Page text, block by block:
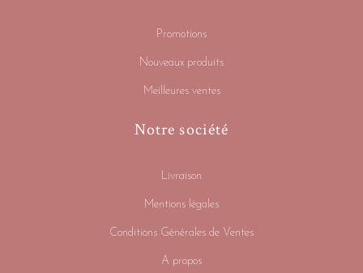
Promotions
Nouveaux produits
Meilleures ventes
Notre société
Livraison
Mentions légales
Conditions Générales de Ventes
A propos